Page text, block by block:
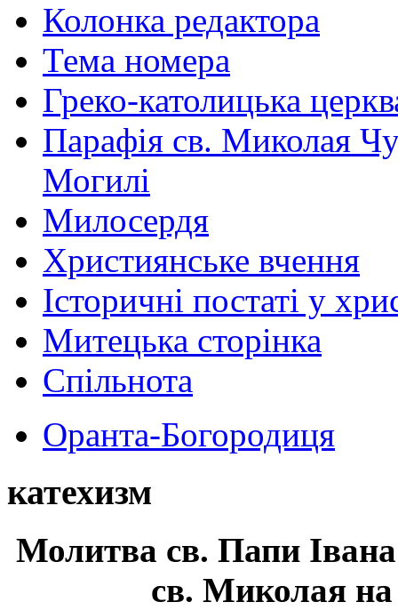
Колонка редактора
Тема номера
Греко-католицька
Парафія св. Миколая
Могилі
Милосердя
Християнське вчення
Історичні постаті у
Митецька сторінка
Спільнота
Оранта-Богородиця
катехизм
Молитва св. Папи
св. Миколая на